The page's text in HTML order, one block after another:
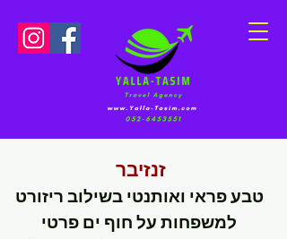
זנזיבר
טבע פראי ואותנטי בשילוב ריזורט
למשפחות עלחוף ים פרטי